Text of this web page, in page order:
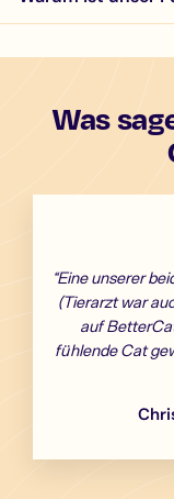
Was
“Eine unserer
(Tierarzt war
auf
fühlende Cat